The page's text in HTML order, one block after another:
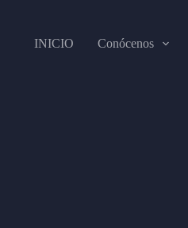
INICIO Conócenos